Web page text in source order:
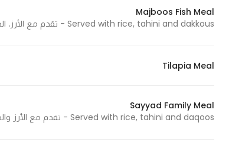
Majboos Fish Meal
Served with rice, tahini and dakkous - تقدم مع الأرز، الطحينة والدقوس
Tilapia Meal
Sayyad Family Meal
Served with rice, tahini and daqoos - تقدم مع الأرز والطحينة والدقوس
chance of
seeing
offers.